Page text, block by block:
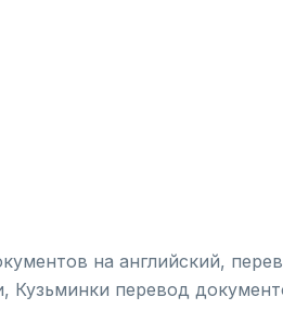
на английский,
Кузьминки перевод